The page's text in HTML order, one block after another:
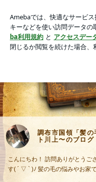
上〜のブログアプリをダウンロードして
ょう。
調布市国領「髪
ト川上〜のブログ
こんにちわ！ 訪問ありがとう
す( ´ ▽ ` )ﾉ 髪の毛の悩みやお家